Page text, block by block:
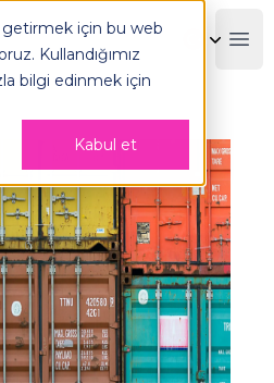
için bu web
Kullandığımız
bilgi edinmek için
Kabul et